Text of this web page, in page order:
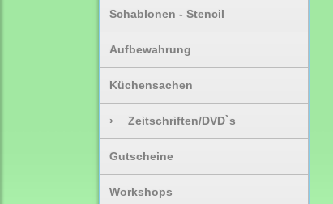
Schablonen - Stencil
Aufbewahrung
Küchensachen
› Zeitschriften/DVD`s
Gutscheine
Workshops